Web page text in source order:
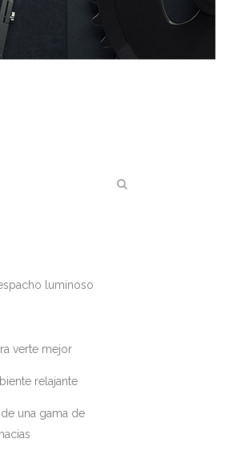
luminoso
verte mejor
relajante
una gama de